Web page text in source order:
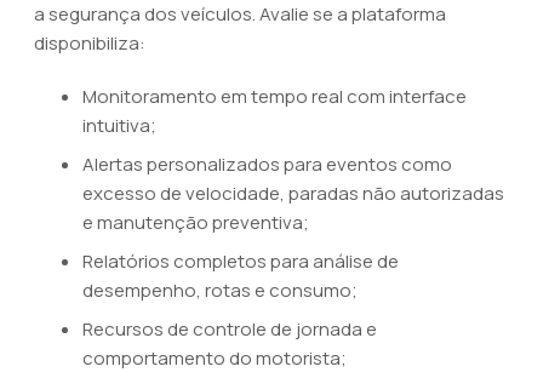
a segurança dos veículos. Avalie se a plataforma
disponibiliza:
Monitoramento em tempo real com interface
intuitiva;
Alertas personalizados para eventos como
excesso de velocidade, paradas não autorizadas
e manutenção preventiva;
Relatórios completos para análise de
desempenho, rotas e consumo;
Recursos de controle de jornada e
comportamento do motorista;